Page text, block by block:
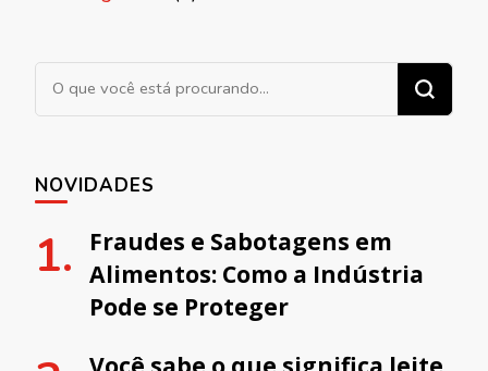
Procurando algo?
NOVIDADES
Fraudes e Sabotagens em
Alimentos: Como a Indústria
Pode se Proteger